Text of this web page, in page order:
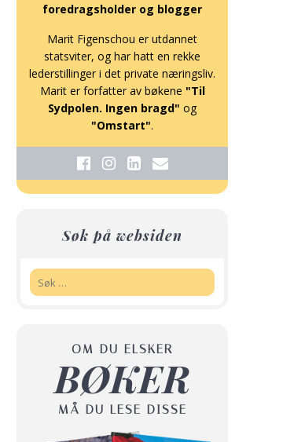
foredragsholder og blogger
Marit Figenschou er utdannet
statsviter, og har hatt en rekke
lederstillinger i det private næringsliv.
Marit er forfatter av bøkene "Til
Sydpolen. Ingen bragd" og
"Omstart".
Søk på websiden
OM DU ELSKER
BØKER
MÅ DU LESE DISSE